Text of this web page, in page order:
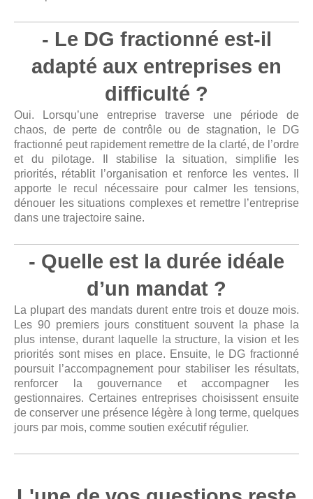
- Le DG fractionné est-il
adapté aux entreprises en
difficulté ?
Oui. Lorsqu’une entreprise traverse une période de
chaos, de perte de contrôle ou de stagnation, le DG
fractionné peut rapidement remettre de la clarté, de l’ordre
et du pilotage. Il stabilise la situation, simplifie les
priorités, rétablit l’organisation et renforce les ventes. Il
apporte le recul nécessaire pour calmer les tensions,
dénouer les situations complexes et remettre l’entreprise
dans une trajectoire saine.
- Quelle est la durée idéale
d’un mandat ?
La plupart des mandats durent entre trois et douze mois.
Les 90 premiers jours constituent souvent la phase la
plus intense, durant laquelle la structure, la vision et les
priorités sont mises en place. Ensuite, le DG fractionné
poursuit l’accompagnement pour stabiliser les résultats,
renforcer la gouvernance et accompagner les
gestionnaires. Certaines entreprises choisissent ensuite
de conserver une présence légère à long terme, quelques
jours par mois, comme soutien exécutif régulier.